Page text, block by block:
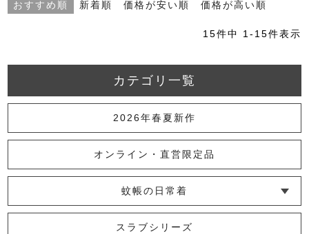
おすすめ順 新着順 価格が安い順 価格が高い順
15件中 1 - 15件表示
カテゴリ一覧
2026年春夏新作
オンライン・直営限定品
蚊帳の日常着
└ インナー
└ トップス
└ ワンピース
└ パンツ
└ スカート
└ 羽織りもの
└ キッズ・ベビー
スラブシリーズ